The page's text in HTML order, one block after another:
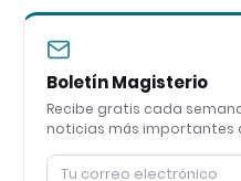
Boletín Magisterio
Recibe gratis cada
noticias más importantes